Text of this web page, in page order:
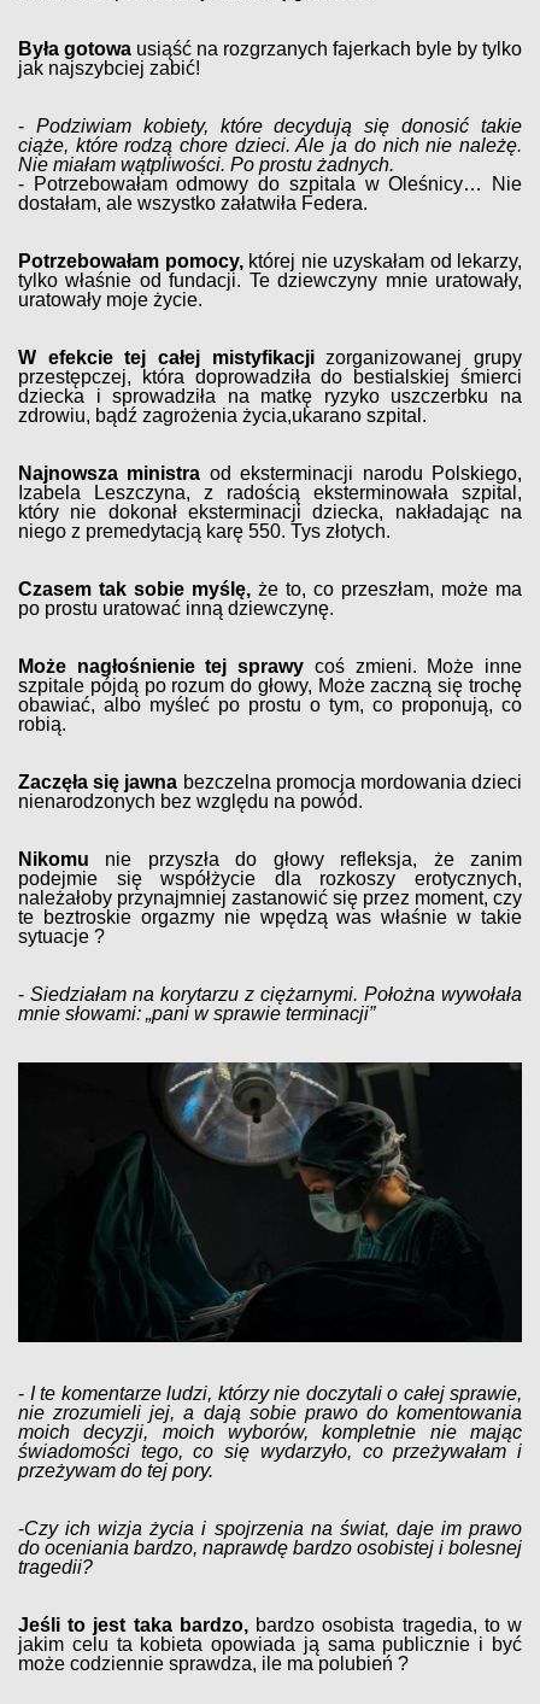
Była gotowa usiąść na rozgrzanych fajerkach byle by tylko
jak najszybciej zabić!
- Podziwiam kobiety, które decydują się donosić takie
ciąże, które rodzą chore dzieci. Ale ja do nich nie należę.
Nie miałam wątpliwości. Po prostu żadnych.
- Potrzebowałam odmowy do szpitala w Oleśnicy… Nie
dostałam, ale wszystko załatwiła Federa.
Potrzebowałam pomocy,której nie uzyskałam od lekarzy,
tylko właśnie od fundacji. Te dziewczyny mnie uratowały,
uratowały moje życie.
W efekcie tej całej mistyfikacjizorganizowanej grupy
przestępczej, która doprowadziła do bestialskiej śmierci
dziecka i sprowadziła na matkę ryzyko uszczerbku na
zdrowiu, bądź zagrożenia życia,ukarano szpital.
Najnowsza ministra od eksterminacji narodu Polskiego,
Izabela Leszczyna, z radością eksterminowała szpital,
który nie dokonał eksterminacji dziecka, nakładając na
niego z premedytacją karę 550. Tys złotych.
Czasem tak sobie myślę, że to, co przeszłam, może ma
po prostu uratować inną dziewczynę.
Może nagłośnienie tej sprawy coś zmieni. Może inne
szpitale pójdą po rozum do głowy, Może zaczną się trochę
obawiać, albo myśleć po prostu o tym, co proponują, co
robią.
Zaczęła się jawna bezczelna promocja mordowania dzieci
nienarodzonych bez względu na powód.
Nikomu nie przyszła do głowy refleksja, że zanim
podejmie się współżycie dla rozkoszy erotycznych,
należałoby przynajmniej zastanowić się przez moment, czy
te beztroskie orgazmy nie wpędzą was właśnie w takie
sytuacje ?
- Siedziałam na korytarzu z ciężarnymi. Położna wywołała
mnie słowami: „pani w sprawie terminacji”
- I te komentarze ludzi, którzy nie doczytali o całej sprawie,
nie zrozumieli jej, a dają sobie prawo do komentowania
moich decyzji, moich wyborów, kompletnie nie mając
świadomości tego, co się wydarzyło, co przeżywałam i
przeżywam do tej pory.
-Czy ich wizja życia i spojrzenia na świat, daje im prawo
do oceniania bardzo, naprawdę bardzo osobistej i bolesnej
tragedii?
Jeśli to jest taka bardzo,bardzo osobista tragedia, to w
jakim celu ta kobieta opowiada ją sama publicznie i być
może codziennie sprawdza, ile ma polubień ?